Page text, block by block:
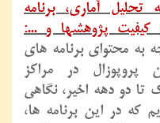
تحلیل آماری، برنامه
کیفیت پژوهشها و ...:
به محتوای برنامه های
پروپوزال در مراکز
تا دو دهه اخیر، نگاهی
که در این برنامه ها،